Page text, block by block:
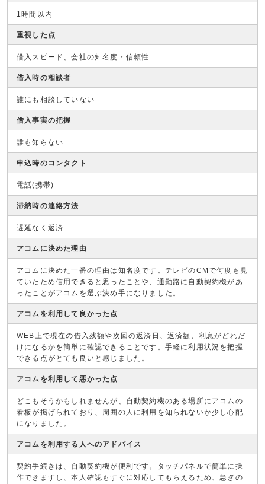
1時間以内
重視した点
借入スピード、会社の知名度・信頼性
借入時の相談者
誰にも相談していない
借入事実の把握
誰も知らない
申込時のコンタクト
電話(携帯)
滞納時の連絡方法
遅延なく返済
アコムに決めた理由
アコムに決めた一番の理由は知名度です。テレビのCMで何度も見
ていたため信用できると思ったことや、通勤路に自動契約機があ
ったことがアコムを選ぶ決め手になりました。
アコムを利用して良かった点
WEB上で現在の借入残額や次回の返済日、返済額、利息がどれだ
けになるかを簡単に確認できることです。手軽に利用状況を把握
できる点がとても良いと感じました。
アコムを利用して悪かった点
どこもそうかもしれませんが、自動契約機のある場所にアコムの
看板が掲げられており、周囲の人に利用を知られないか少し心配
になりました。
アコムを利用する人へのアドバイス
契約手続きは、自動契約機が便利です。タッチパネルで簡単に操
作できますし、本人確認もすぐに対応してもらえるため、急ぎの